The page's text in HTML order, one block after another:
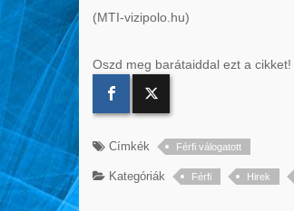
(MTI-vizipolo.hu)
Oszd meg barátaiddal ezt a cikket!
Címkék Férfi válogatott
Kategóriák Férfi Hirek